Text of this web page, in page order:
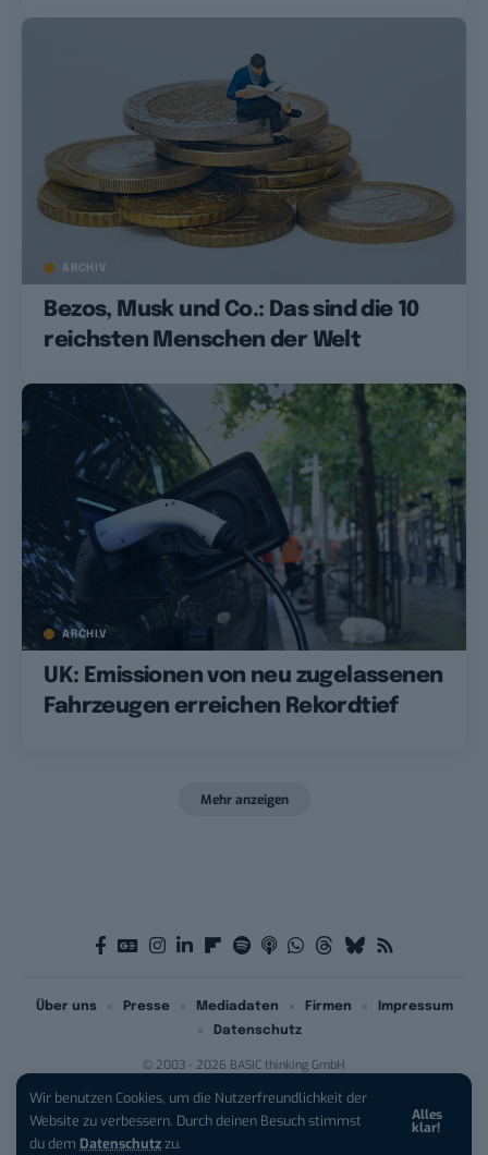
Wir benutzen Cookies, um die Nutzerfreundlichkeit der
Website zu verbessern. Durch deinen Besuch stimmst
du dem Datenschutzzu.
Alles
klar!
ARCHIV
Bezos, Musk und Co.: Das sind die 10
reichsten Menschen der Welt
ARCHIV
UK: Emissionen von neu zugelassenen
Fahrzeugen erreichen Rekordtief
Mehr anzeigen
© 2003 - 2026 BASIC thinking GmbH
Über uns Presse Mediadaten Firmen
Impressum
Datenschutz
iPhone 17 Pro sichern:Für 1 € +
200 € Hardware-Bonus!